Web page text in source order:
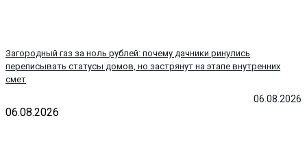
06.08.2026
Загородный газ за ноль рублей: почему дачники ринулись
переписывать статусы домов, но застрянут на этапе внутренних
смет
06.08.2026